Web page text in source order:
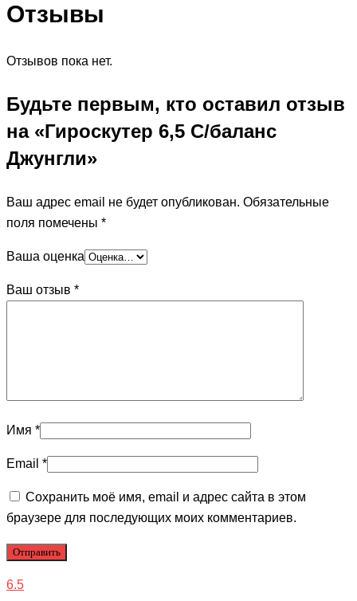
Отзывы
Отзывов пока нет.
Будьте первым, кто оставил отзыв
на «Гироскутер 6,5 С/баланс
Джунгли»
Ваш адрес email не будет опубликован. Обязательные
поля помечены *
Ваша оценка
Ваш отзыв *
Имя *
Email *
Сохранить моё имя, email и адрес сайта в этом
браузере для последующих моих комментариев.
6.5